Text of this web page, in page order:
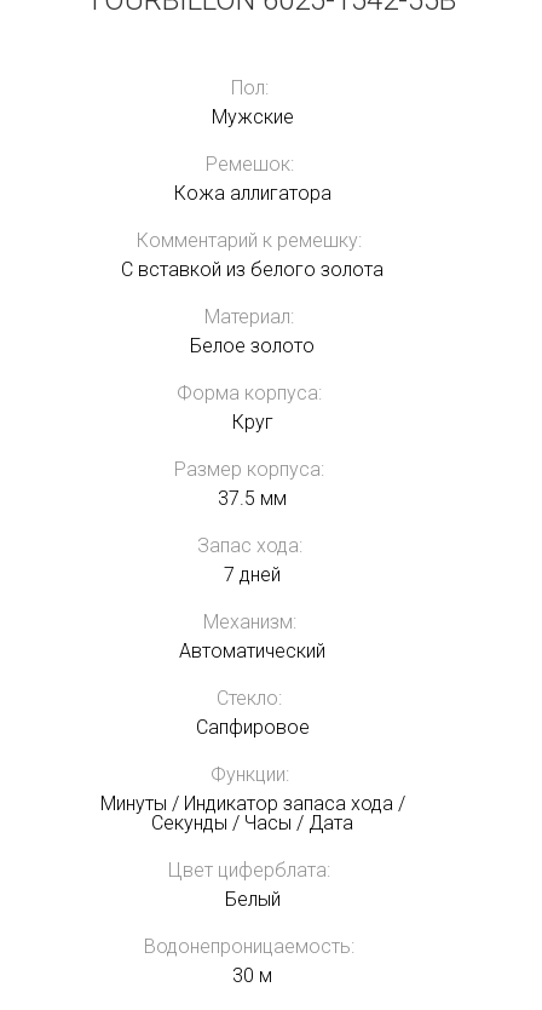
Пол:
Мужские
Ремешок:
Кожа аллигатора
Комментарий к ремешку:
С вставкой из белого золота
Материал:
Белое золото
Форма корпуса:
Круг
Размер корпуса:
37.5 мм
Запас хода:
7 дней
Механизм:
Автоматический
Стекло:
Сапфировое
Функции:
Минуты / Индикатор запаса хода /
Секунды / Часы / Дата
Цвет циферблата:
Белый
Водонепроницаемость:
30 м